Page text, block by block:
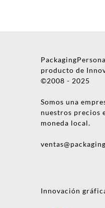
producto de
©2008 - 2025
Somos una
nuestros precios
moneda local.
Innovación